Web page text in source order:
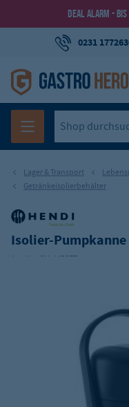
DEAL ALARM -
0231
Lager & Transport
Getränkeisolierbehälter
Isolier-
Art.-Nr.: GH-445877